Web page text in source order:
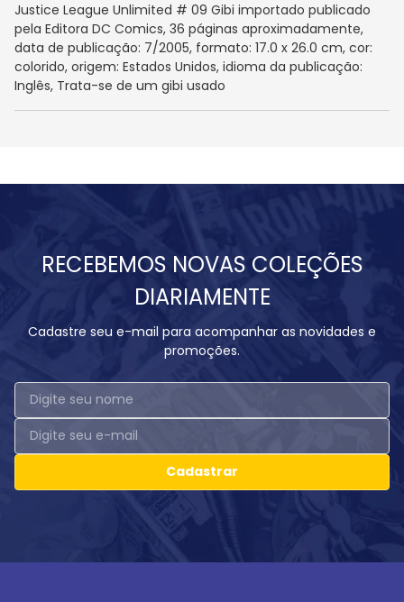
Justice League Unlimited # 09 Gibi importado publicado
pela Editora DC Comics, 36 páginas aproximadamente,
data de publicação: 7/2005, formato: 17.0 x 26.0 cm, cor:
colorido, origem: Estados Unidos, idioma da publicação:
Inglês, Trata-se de um gibi usado
RECEBEMOS NOVAS COLEÇÕES
DIARIAMENTE
Cadastre seu e-mail para acompanhar as novidades e
promoções.
Cadastrar